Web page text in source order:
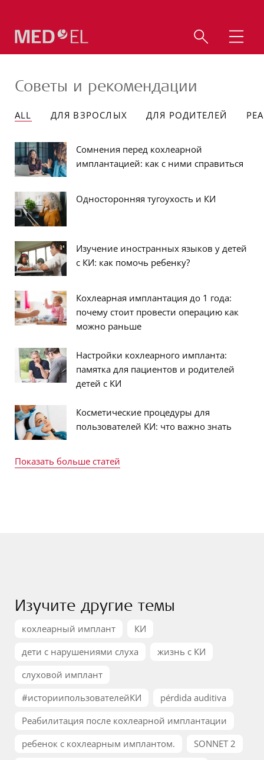
Советы и рекомендации
ALL ДЛЯ ВЗРОСЛЫХ ДЛЯ РОДИТЕЛЕЙ
Сомнения перед кохлеарной
имплантацией: как с ними справиться
Односторонняя тугоухость и КИ
Изучение иностранных языков у детей
с КИ: как помочь ребенку?
Кохлеарная имплантация до 1 года:
почему стоит провести операцию как
можно раньше
Настройки кохлеарного импланта:
памятка для пациентов и родителей
детей с КИ
Косметические процедуры для
пользователей КИ: что важно знать
Показать больше статей
Изучите другие темы
кохлеарный имплант
КИ
дети с нарушениями слуха
жизнь с КИ
слуховой имплант
#историипользователейКИ
pérdida auditiva
Реабилитация после кохлеарной имплантации
ребенок с кохлеарным имплантом.
SONNET 2